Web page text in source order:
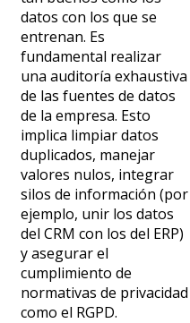
datos con los que se
entrenan. Es
fundamental realizar
una auditoría exhaustiva
de las fuentes de datos
de la empresa. Esto
implica limpiar datos
duplicados, manejar
valores nulos, integrar
silos de información (por
ejemplo, unir los datos
del CRM con los del ERP)
y asegurar el
cumplimiento de
normativas de privacidad
como el RGPD.